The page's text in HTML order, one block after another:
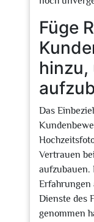
Füge
hinzu,
Das
Vertrauen
aufzubauen.
Erfahrungen
Dienste des
genommen